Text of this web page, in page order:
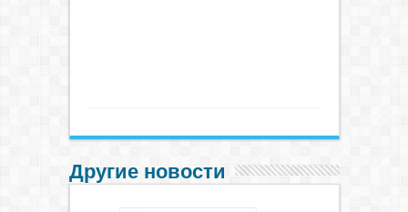
Другие новости